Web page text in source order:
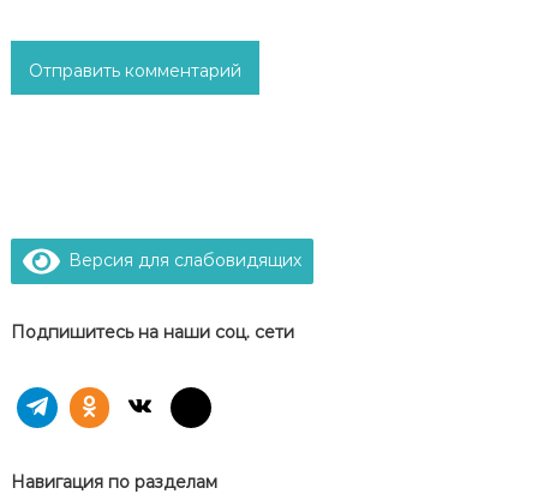
Версия для слабовидящих
Подпишитесь на наши соц. сети
Навигация по разделам